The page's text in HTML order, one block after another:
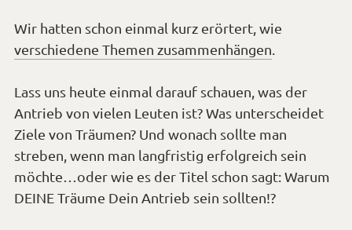
Wir hatten schon einmal kurz erörtert, wie
verschiedene Themen zusammenhängen
Lass uns heute einmal darauf schauen, was der
Antrieb von vielen Leuten ist? Was unterscheidet
Ziele von Träumen? Und wonach sollte man
streben, wenn man langfristig erfolgreich sein
möchte…oder wie es der Titel schon sagt: Warum
DEINE Träume Dein Antrieb sein sollten!?